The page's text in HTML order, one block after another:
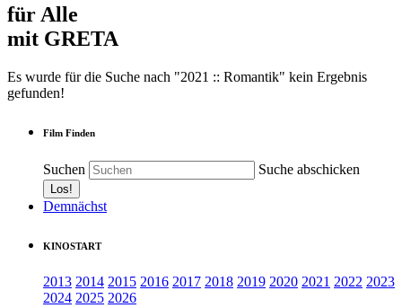
für Alle
mit GRETA
Es wurde für die Suche nach "2021 :: Romantik" kein Ergebnis
gefunden!
Film Finden
Suchen Suche abschicken
Demnächst
KINOSTART
2013 2014 2015 2016 2017 2018 2019 2020 2021 2022 2023
2024 2025 2026